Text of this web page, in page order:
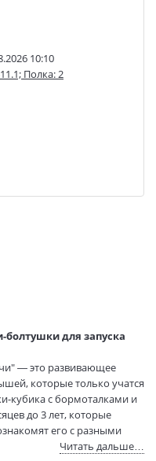
10:10
Полка: 2
Казакова Ирина
для запуска
— это развивающее
которые только учатся
кубика с бормоталками и
до 3 лет, которые
его с разными
Читать дальше…